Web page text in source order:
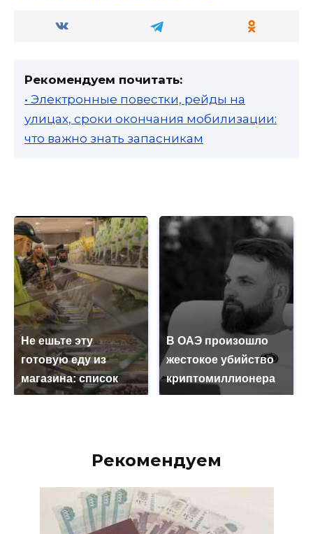
Рекомендуем почитать:
• Электронные повестки, рейды на
улицах, сроки окончания мобилизации:
что важно знать запасникам
Не ешьте эту
готовую еду из
магазина: список
В ОАЭ произошло
жестокое убийство
криптомиллионера
Рекомендуем